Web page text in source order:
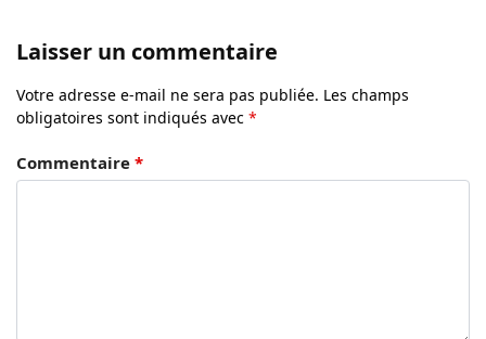
Laisser un commentaire
Votre adresse e-mail ne sera pas publiée. Les champs
obligatoires sont indiqués avec *
Commentaire *